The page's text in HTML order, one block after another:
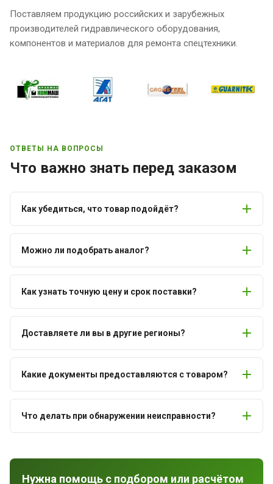
Поставляем продукцию российских и зарубежных
производителей гидравлического оборудования,
компонентов и материалов для ремонта спецтехники.
ОТВЕТЫ НА ВОПРОСЫ
Что важно знать перед заказом
Как убедиться, что товар подойдёт?
Можно ли подобрать аналог?
Как узнать точную цену и срок поставки?
Доставляете ли вы в другие регионы?
Какие документы предоставляются с товаром?
Что делать при обнаружении неисправности?
Нужна помощь с подбором или расчётом